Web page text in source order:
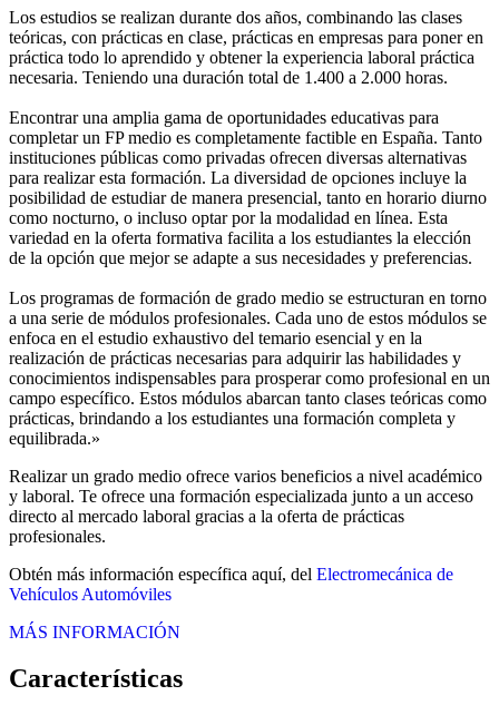
Los estudios se realizan durante dos años, combinando las clases
teóricas, con prácticas en clase, prácticas en empresas para poner en
práctica todo lo aprendido y obtener la experiencia laboral práctica
necesaria. Teniendo una duración total de 1.400 a 2.000 horas.
Encontrar una amplia gama de oportunidades educativas para
completar un FP medio es completamente factible en España. Tanto
instituciones públicas como privadas ofrecen diversas alternativas
para realizar esta formación. La diversidad de opciones incluye la
posibilidad de estudiar de manera presencial, tanto en horario diurno
como nocturno, o incluso optar por la modalidad en línea. Esta
variedad en la oferta formativa facilita a los estudiantes la elección
de la opción que mejor se adapte a sus necesidades y preferencias.
Los programas de formación de grado medio se estructuran en torno
a una serie de módulos profesionales. Cada uno de estos módulos se
enfoca en el estudio exhaustivo del temario esencial y en la
realización de prácticas necesarias para adquirir las habilidades y
conocimientos indispensables para prosperar como profesional en un
campo específico. Estos módulos abarcan tanto clases teóricas como
prácticas, brindando a los estudiantes una formación completa y
equilibrada.»
Realizar un grado medio ofrece varios beneficios a nivel académico
y laboral. Te ofrece una formación especializada junto a un acceso
directo al mercado laboral gracias a la oferta de prácticas
profesionales.
Obtén más información específica aquí, del Electromecánica de
Vehículos Automóviles
MÁS INFORMACIÓN
Características